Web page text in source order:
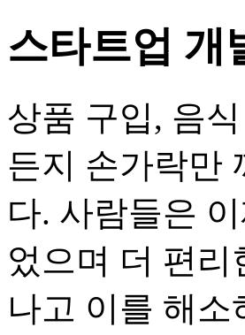
스타트업 개
상품 구입, 음
든지 손가락만
다. 사람들은
었으며 더 편
나고 이를 해